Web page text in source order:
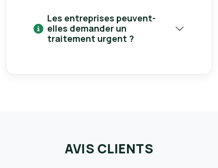
Les entreprises peuvent-
elles demander un
traitement urgent ?
AVIS CLIENTS